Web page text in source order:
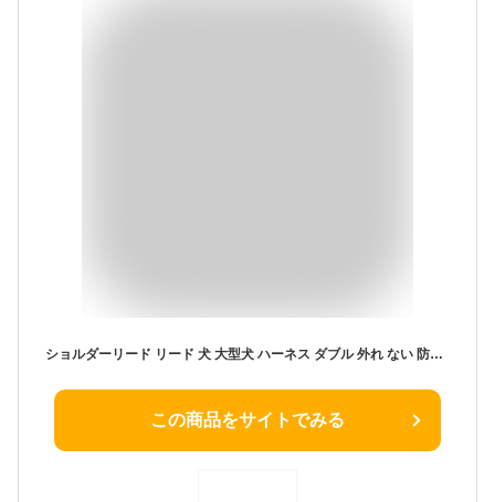
ショルダーリード リード 犬 大型犬 ハーネス ダブル 外れ ない 防止 中型犬 ハンズフリー 大型犬 ダブルリード 小型犬 肩掛けリード
この商品をサイトでみる